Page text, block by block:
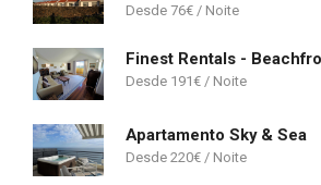
76€
Finest Rentals -
191€
Apartamento Sky & Sea
220€